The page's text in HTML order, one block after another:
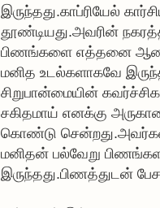
இருந்தது.காப்ரியேல்
தூண்டியது.அவரின்
பிணங்களை எத்தனை
மனித உடல்களாகவே
சிறுபான்மையின்
சகிதமாய் எனக்கு
கொண்டு
மனிதன் பல்வேறு
இருந்தது.பிணத்துடன்